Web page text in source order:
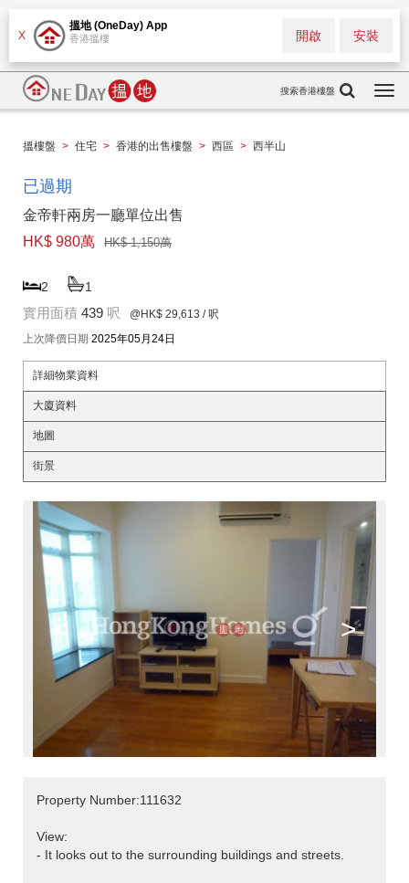
X
搵地 (OneDay) App
香港搵樓 安裝
開啟
搜索香港樓盤
搵樓盤 > 住宅 > 香港的出售樓盤 > 西區 > 西半山
已過期
金帝軒兩房一廳單位出售
HK$ 980萬
HK$ 1,150萬
2 1
實用面積 439 呎 @HK$ 29,613 / 呎
上次降價日期 2025年05月24日
詳細物業資料
大廈資料
地圖
街景
< >
Property Number:111632
View:
- It looks out to the surrounding buildings and streets.